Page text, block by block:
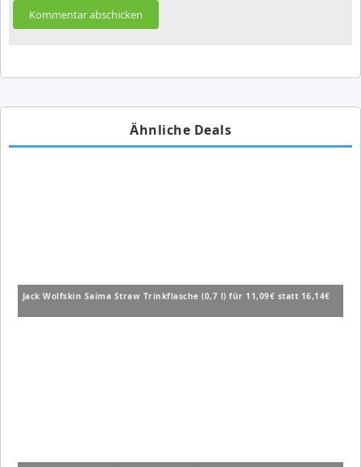
Ähnliche Deals
Jack Wolfskin Saima Straw Trinkflasche (0,7 l) für 11,09€ statt 16,14€